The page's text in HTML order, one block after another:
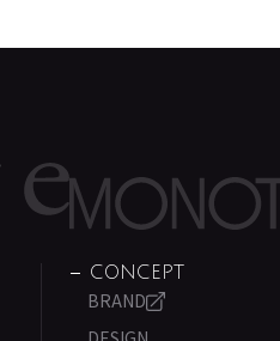
CONCEPT
BRAND